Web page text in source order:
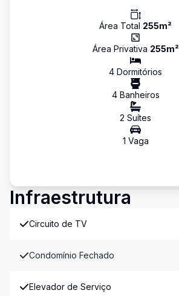
Área Total 255m²
Área Privativa 255m²
4 Dormitórios
4Banheiros
2 Suítes
1 Vaga
Infraestrutura
Circuito de TV
Condomínio Fechado
Elevador de Serviço